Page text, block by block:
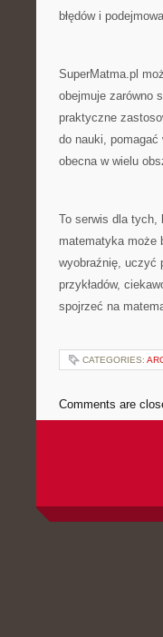
błędów i
SuperMatma.pl
obejmuje zarówno
praktyczne
do nauki,
obecna w wielu
To serwis dla tych,
matematyka może
wyobraźnię, uczyć
przykładów,
spojrzeć na
CATEGORIES:
Comments are